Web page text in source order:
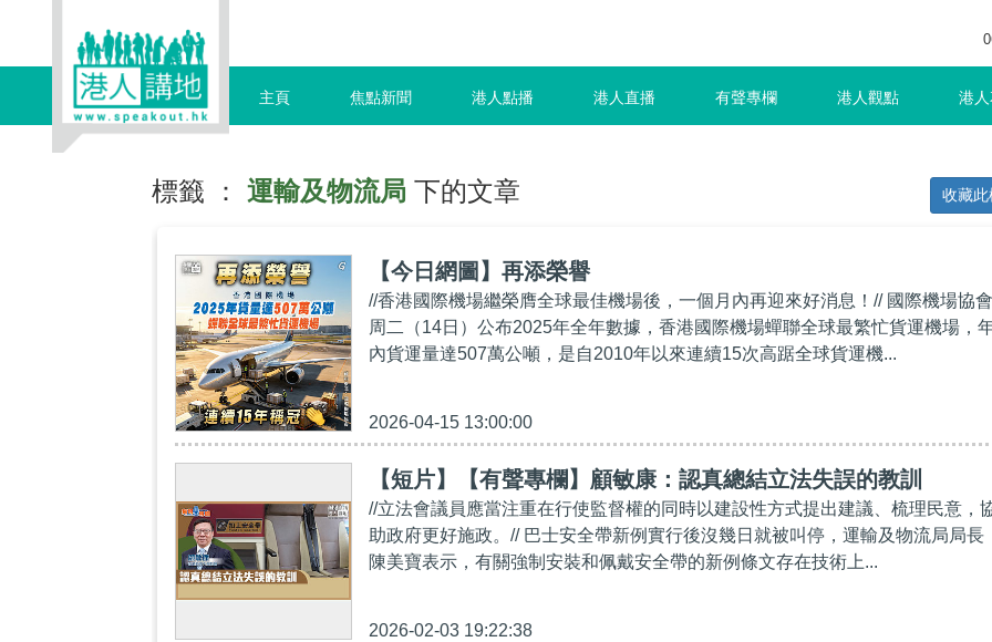
主頁 焦點新聞 港人點播 港人直播 有聲專欄 港人觀點 港
標籤 ： 運輸及物流局 下的文章 收藏此
【今日網圖】再添榮譽
//香港國際機場繼榮膺全球最佳機場後，一個月內再迎來好消息！// 國際機場協會
周二（14日）公布2025年全年數據，香港國際機場蟬聯全球最繁忙貨運機場，
內貨運量達507萬公噸，是自2010年以來連續15次高踞全球貨運機...
2026-04-15 13:00:00
【短片】【有聲專欄】顧敏康：認真總結立法失誤的教訓
//立法會議員應當注重在行使監督權的同時以建設性方式提出建議、梳理民意，
助政府更好施政。// 巴士安全帶新例實行後沒幾日就被叫停，運輸及物流局局長
陳美寶表示，有關強制安裝和佩戴安全帶的新例條文存在技術上...
2026-02-03 19:22:38